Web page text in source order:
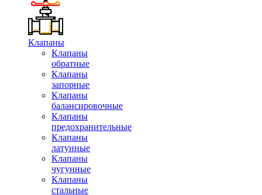
Клапаны
Клапаны
обратные
Клапаны
запорные
Клапаны
балансировочные
Клапаны
предохранительные
Клапаны
латунные
Клапаны
чугунные
Клапаны
стальные